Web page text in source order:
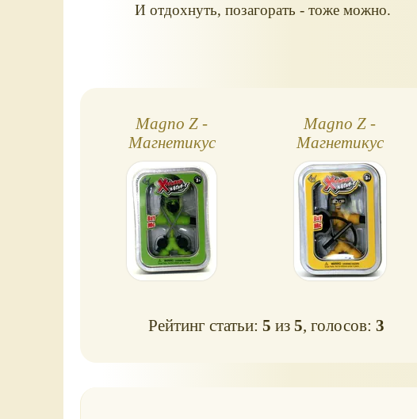
И отдохнуть, позагорать - тоже можно.
Magno Z -
Магнетикус
Воиноветикус,
ниндзя
Magno Z -
Магнетикус
Воиноветикус
Рейтинг статьи:5 из5, голосов:3